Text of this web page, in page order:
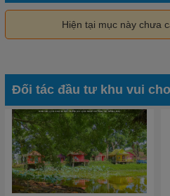
Hiện tại mục này chưa
Đối tác đầu tư khu vui